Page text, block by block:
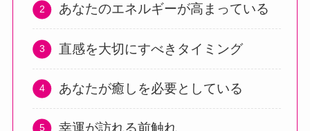
あなたのエネルギーが高まっている
直感を大切にすべきタイミング
あなたが癒しを必要としている
幸運が訪れる前触れ